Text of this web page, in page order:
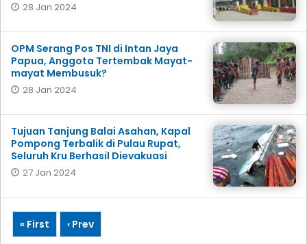
28 Jan 2024
OPM Serang Pos TNI di Intan Jaya
Papua, Anggota Tertembak Mayat-
mayat Membusuk?
28 Jan 2024
Tujuan Tanjung Balai Asahan, Kapal
Pompong Terbalik di Pulau Rupat,
Seluruh Kru Berhasil Dievakuasi
27 Jan 2024
« First
‹ Prev